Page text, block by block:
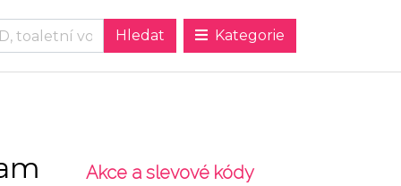
Kategorie
Akce a slevové kódy